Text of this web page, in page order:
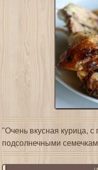
"Очень вкусная курица,
подсолнечными